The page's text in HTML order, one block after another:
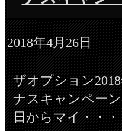
2018年4月26日
ザオプション
ナスキャンペー
日からマイ・・・